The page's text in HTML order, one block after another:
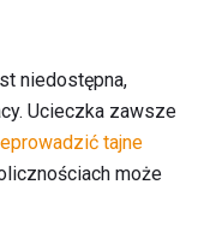
niedostępna,
Ucieczka zawsze
tajne
może